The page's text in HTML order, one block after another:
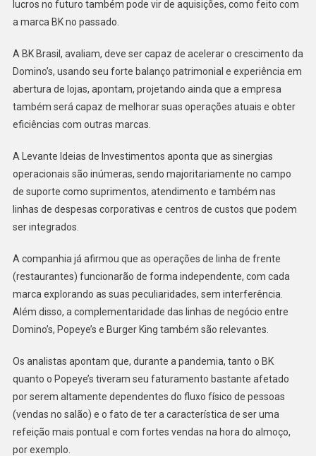
lucros no futuro também pode vir de aquisições, como feito com
a marca BK no passado.
A BK Brasil, avaliam, deve ser capaz de acelerar o crescimento da
Domino’s, usando seu forte balanço patrimonial e experiência em
abertura de lojas, apontam, projetando ainda que a empresa
também será capaz de melhorar suas operações atuais e obter
eficiências com outras marcas.
A Levante Ideias de Investimentos aponta que as sinergias
operacionais são inúmeras, sendo majoritariamente no campo
de suporte como suprimentos, atendimento e também nas
linhas de despesas corporativas e centros de custos que podem
ser integrados.
A companhia já afirmou que as operações de linha de frente
(restaurantes) funcionarão de forma independente, com cada
marca explorando as suas peculiaridades, sem interferência.
Além disso, a complementaridade das linhas de negócio entre
Domino’s, Popeye’s e Burger King também são relevantes.
Os analistas apontam que, durante a pandemia, tanto o BK
quanto o Popeye’s tiveram seu faturamento bastante afetado
por serem altamente dependentes do fluxo físico de pessoas
(vendas no salão) e o fato de ter a característica de ser uma
refeição mais pontual e com fortes vendas na hora do almoço,
por exemplo.